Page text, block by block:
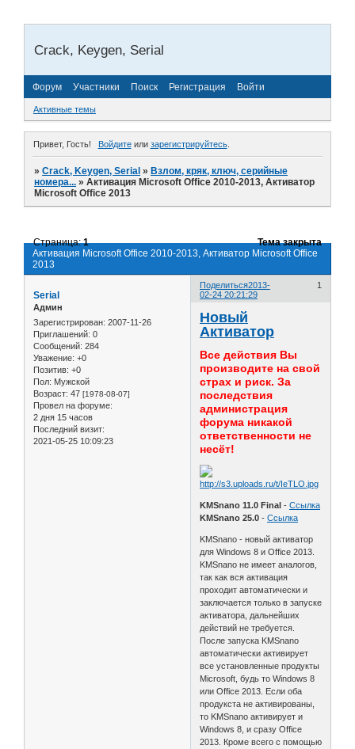
Crack, Keygen, Serial
Форум Участники Поиск Регистрация Войти
Активные темы
Привет, Гость! Войдитеили зарегистрируйтесь.
»Crack, Keygen, Serial »Взлом, кряк, ключ, серийные
номера... »Активация Microsoft Office 2010-2013, Активатор
Microsoft Office 2013
Активация Microsoft Office 2010-2013, Активатор Microsoft Office
2013
Страница:1 Тема закрыта
Поделиться 1
2013-
02-24 20:21:29
Serial
Админ
Зарегистрирован: 2007-11-26
Приглашений: 0
Сообщений: 284
Уважение: +0
Позитив: +0
Пол: Мужской
Возраст: 47 [1978-08-07]
Провел на форуме:
2 дня 15 часов
Последний визит:
2021-05-25 10:09:23
Новый
Активатор
Все действия Вы
производите на свой
страх и риск. За
последствия
администрация
форума никакой
ответственности не
несёт!
KMSnano 11.0 Final -Ссылка
KMSnano 25.0 -Ссылка
KMSnano - новый активатор
для Windows 8 и Office 2013.
KMSnano не имеет аналогов,
так как вся активация
проходит автоматически и
заключается только в запуске
активатора, дальнейших
действий не требуется.
После запуска KMSnano
автоматически активирует
все установленные продукты
Microsoft, будь то Windows 8
или Office 2013. Если оба
продукста не активированы,
то KMSnano активирует и
Windows 8, и сразу Office
2013. Кроме всего с помощью